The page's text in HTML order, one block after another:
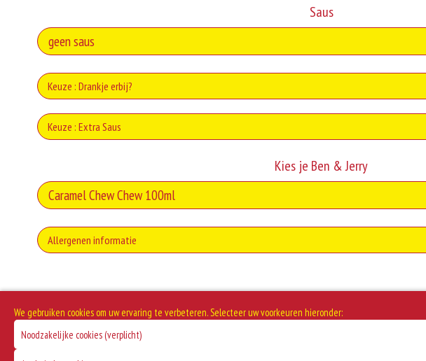
Saus
Keuze : Drankje erbij?
Coca-Cola Zero
Lipton Ice Tea Green
Keuze : Extra Saus
Knoflooksaus
Uiensaus
Whiskeysaus
Kies je Ben & Jerry
Allergenen informatie
We gebruiken cookies om uw ervaring te verbeteren. Selecteer uw voorkeuren hieronder:
Noodzakelijke cookies (verplicht)